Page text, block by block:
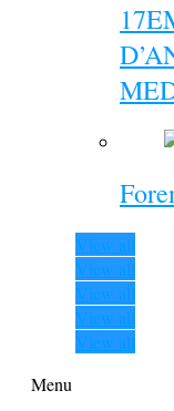
View all
View all
View all
View all
View all
Menu